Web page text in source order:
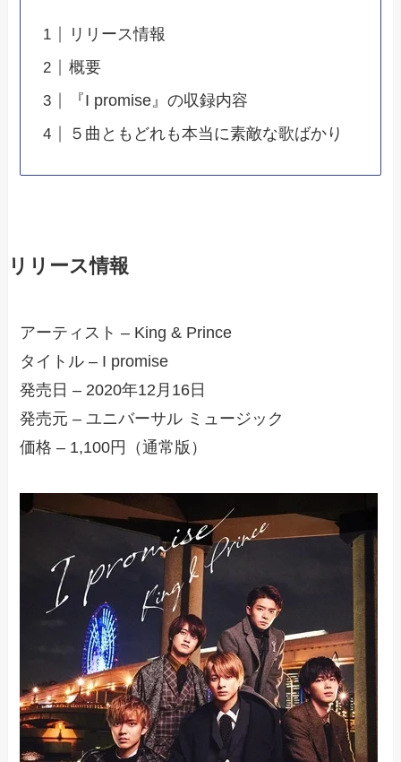
リリース情報
概要
『I promise』の収録内容
５曲ともどれも本当に素敵な歌ばかり
リリース情報
アーティスト – King & Prince
タイトル – I promise
発売日 – 2020年12月16日
発売元 – ユニバーサル ミュージック
価格 – 1,100円（通常版）